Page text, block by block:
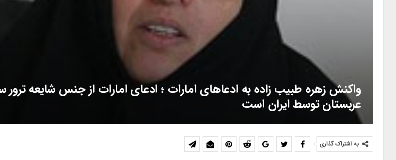
واکنش زهره طبیب زاده به ادعاهای امارات ؛ ادعای امارات از جنس شایعه ترور
عربستان توسط ایران است
به اشتراک گذاری